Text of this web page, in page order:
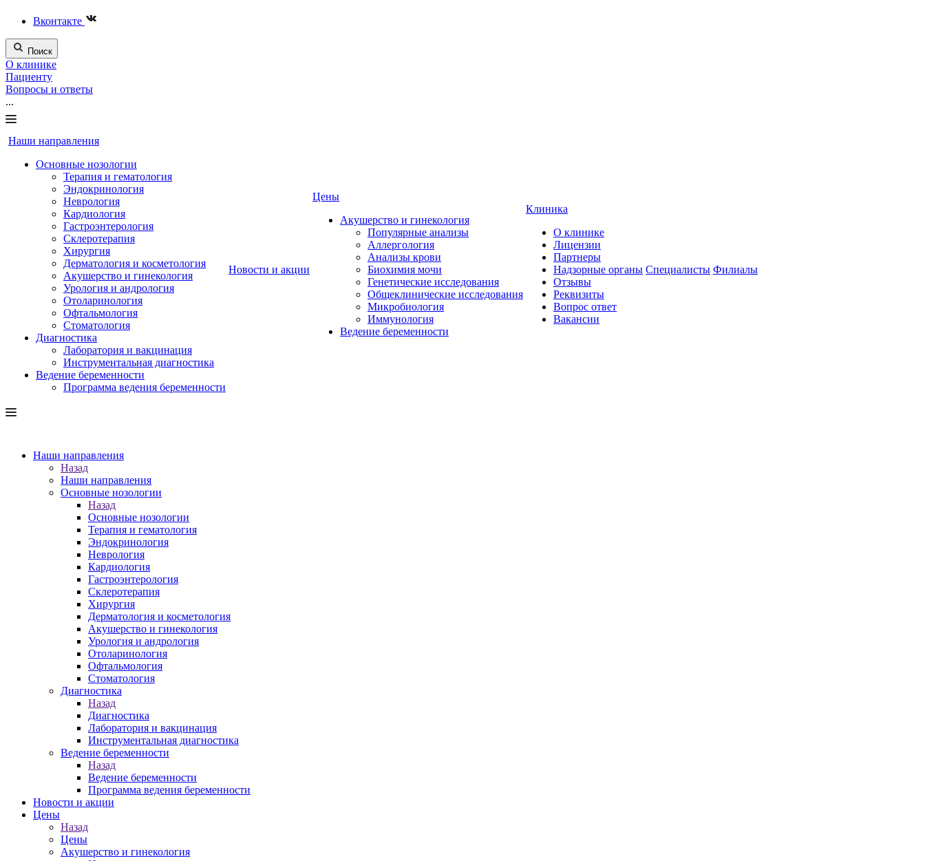
Вконтакте
Поиск
О клинике
Пациенту
Вопросы и ответы
...
Наши направления
Основные нозологии
Терапия и гематология
Эндокринология
Неврология
Кардиология
Гастроэнтерология
Склеротерапия
Хирургия
Дерматология и косметология
Акушерство и гинекология
Урология и андрология
Отоларинология
Офтальмология
Стоматология
Диагностика
Лаборатория и вакцинация
Инструментальная диагностика
Ведение беременности
Программа ведения беременности
Новости и акции
Цены
Акушерство и гинекология
Популярные анализы
Аллергология
Анализы крови
Биохимия мочи
Генетические исследования
Общеклинические исследования
Микробиология
Иммунология
Ведение беременности
Клиника
О клинике
Лицензии
Партнеры
Надзорные органы
Отзывы
Реквизиты
Вопрос ответ
Вакансии
Специалисты Филиалы
Наши направления
Назад
Наши направления
Основные нозологии
Назад
Основные нозологии
Терапия и гематология
Эндокринология
Неврология
Кардиология
Гастроэнтерология
Склеротерапия
Хирургия
Дерматология и косметология
Акушерство и гинекология
Урология и андрология
Отоларинология
Офтальмология
Стоматология
Диагностика
Назад
Диагностика
Лаборатория и вакцинация
Инструментальная диагностика
Ведение беременности
Назад
Ведение беременности
Программа ведения беременности
Новости и акции
Цены
Назад
Цены
Акушерство и гинекология